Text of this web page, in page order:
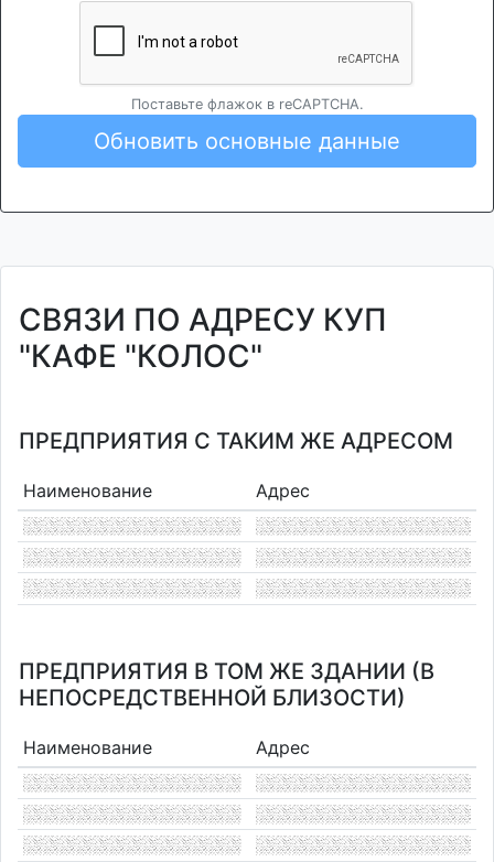
Поставьте флажок в reCAPTCHA.
Обновить основные данные
СВЯЗИ ПО АДРЕСУ КУП
"КАФЕ "КОЛОС"
ПРЕДПРИЯТИЯ С ТАКИМ ЖЕ АДРЕСОМ
Наименование Адрес
ПРЕДПРИЯТИЯ В ТОМ ЖЕ ЗДАНИИ (В
НЕПОСРЕДСТВЕННОЙ БЛИЗОСТИ)
Наименование Адрес